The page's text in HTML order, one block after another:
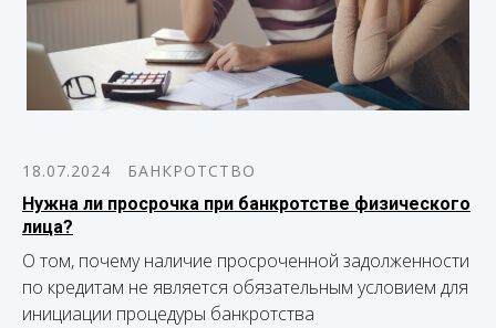
18.07.2024
БАНКРОТСТВО
Нужна ли просрочка при банкротстве физического
лица?
О том, почему наличие просроченной задолженности
по кредитам не является обязательным условием для
инициации процедуры банкротства